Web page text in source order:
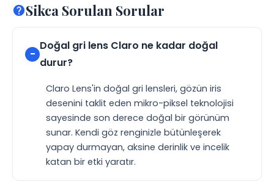
Sikca Sorulan Sorular
Doğal gri lens Claro ne kadar doğal
durur?
Claro Lens'in doğal gri lensleri, gözün iris
desenini taklit eden mikro-piksel teknolojisi
sayesinde son derece doğal bir görünüm
sunar. Kendi göz renginizle bütünleşerek
yapay durmayan, aksine derinlik ve incelik
katan bir etki yaratır.